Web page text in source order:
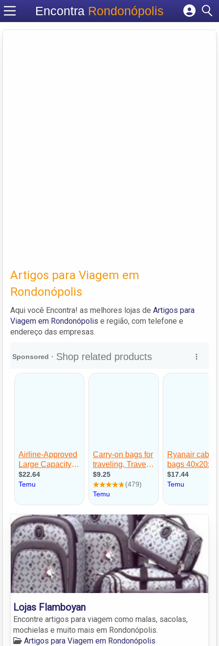
Encontra Rondonópolis
Cadastrar empresa
Artigos para Viagem em
Rondonópolis
Aqui você Encontra! as melhores lojas de Artigos para
Viagem em Rondonópolis e região, com telefone e
endereço das empresas.
Lojas Flamboyan
Encontre artigos para viagem como malas, sacolas,
mochielas e muito mais em Rondonópolis.
Artigos para Viagem em Rondonópolis